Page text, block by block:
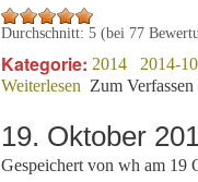
Durchschnitt: 5 (bei 77
Kategorie: 2014
2014-10
Weiterlesen über Die
Zum
19. Oktober
Gespeichert von wh am 19